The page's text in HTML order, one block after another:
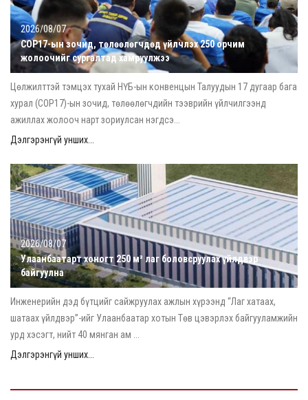
2026/08/07
COP17-ын зочид, төлөөлөгчдөд үйлчлэх 250 орчим
жолоочийг сургалтад хамруулжээ
Цөлжилттэй тэмцэх тухай НҮБ-ын конвенцын Талуудын 17 дугаар бага
хурал (COP17)-ын зочид, төлөөлөгчдийн тээврийн үйлчилгээнд
ажиллах жолооч нарт зориулсан нэгдсэ...
Дэлгэрэнгүй унших...
2026/08/07
Улаанбаатарт хоногт 250 м³ лаг боловсруулах үйлдвэр
байгуулна
Инженерийн дэд бүтцийг сайжруулах ажлын хүрээнд “Лаг хатаах,
шатаах үйлдвэр”-ийг Улаанбаатар хотын Төв цэвэрлэх байгууламжийн
урд хэсэгт, нийт 40 мянган ам ...
Дэлгэрэнгүй унших...